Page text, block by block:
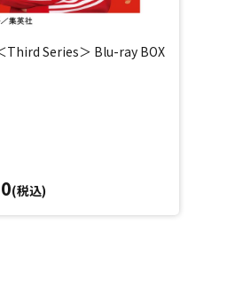
Third Series＞ Blu-ray BOX
(税込)